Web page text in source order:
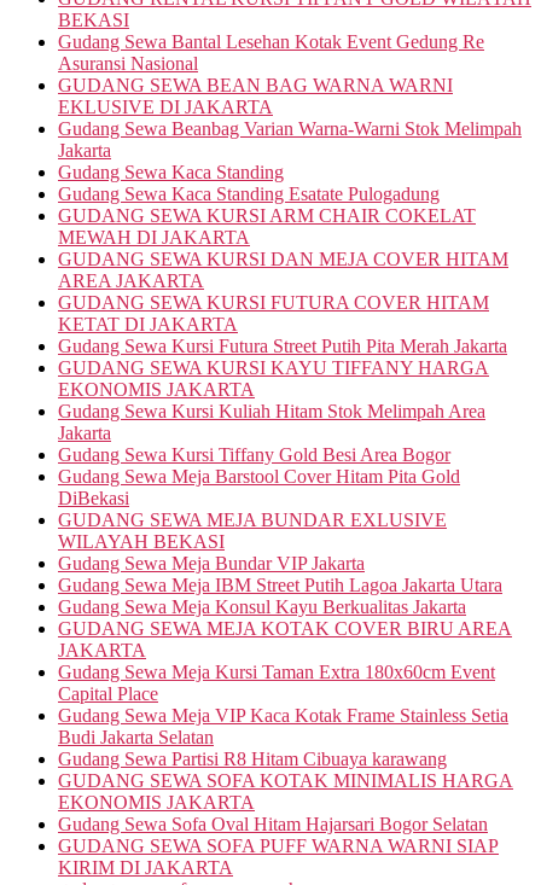
BEKASI
Gudang Sewa Bantal Lesehan Kotak Event Gedung Re
Asuransi Nasional
GUDANG SEWA BEAN BAG WARNA WARNI
EKLUSIVE DI JAKARTA
Gudang Sewa Beanbag Varian Warna-Warni Stok Melimpah
Jakarta
Gudang Sewa Kaca Standing
Gudang Sewa Kaca Standing Esatate Pulogadung
GUDANG SEWA KURSI ARM CHAIR COKELAT
MEWAH DI JAKARTA
GUDANG SEWA KURSI DAN MEJA COVER HITAM
AREA JAKARTA
GUDANG SEWA KURSI FUTURA COVER HITAM
KETAT DI JAKARTA
Gudang Sewa Kursi Futura Street Putih Pita Merah Jakarta
GUDANG SEWA KURSI KAYU TIFFANY HARGA
EKONOMIS JAKARTA
Gudang Sewa Kursi Kuliah Hitam Stok Melimpah Area
Jakarta
Gudang Sewa Kursi Tiffany Gold Besi Area Bogor
Gudang Sewa Meja Barstool Cover Hitam Pita Gold
DiBekasi
GUDANG SEWA MEJA BUNDAR EXLUSIVE
WILAYAH BEKASI
Gudang Sewa Meja Bundar VIP Jakarta
Gudang Sewa Meja IBM Street Putih Lagoa Jakarta Utara
Gudang Sewa Meja Konsul Kayu Berkualitas Jakarta
GUDANG SEWA MEJA KOTAK COVER BIRU AREA
JAKARTA
Gudang Sewa Meja Kursi Taman Extra 180x60cm Event
Capital Place
Gudang Sewa Meja VIP Kaca Kotak Frame Stainless Setia
Budi Jakarta Selatan
Gudang Sewa Partisi R8 Hitam Cibuaya karawang
GUDANG SEWA SOFA KOTAK MINIMALIS HARGA
EKONOMIS JAKARTA
Gudang Sewa Sofa Oval Hitam Hajarsari Bogor Selatan
GUDANG SEWA SOFA PUFF WARNA WARNI SIAP
KIRIM DI JAKARTA